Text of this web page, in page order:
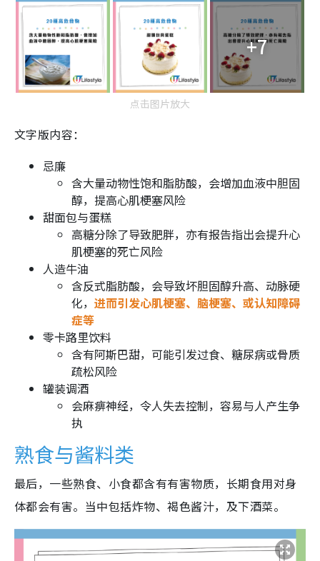
+7
点击图片放大
文字版内容：
忌廉
含大量动物性饱和脂肪酸，会增加血液中胆固
醇，提高心肌梗塞风险
甜面包与蛋糕
高糖分除了导致肥胖，亦有报告指出会提升心
肌梗塞的死亡风险
人造牛油
含反式脂肪酸，会导致坏胆固醇升高、动脉硬
化， 进而引发心肌梗塞、脑梗塞、或认知障碍
症等
零卡路里饮料
含有阿斯巴甜，可能引发过食、糖尿病或骨质
疏松风险
罐装调酒
会麻痹神经，令人失去控制，容易与人产生争
执
熟食与酱料类
最后，一些熟食、小食都含有有害物质，长期食用对身
体都会有害。当中包括炸物、褐色酱汁，及下酒菜。